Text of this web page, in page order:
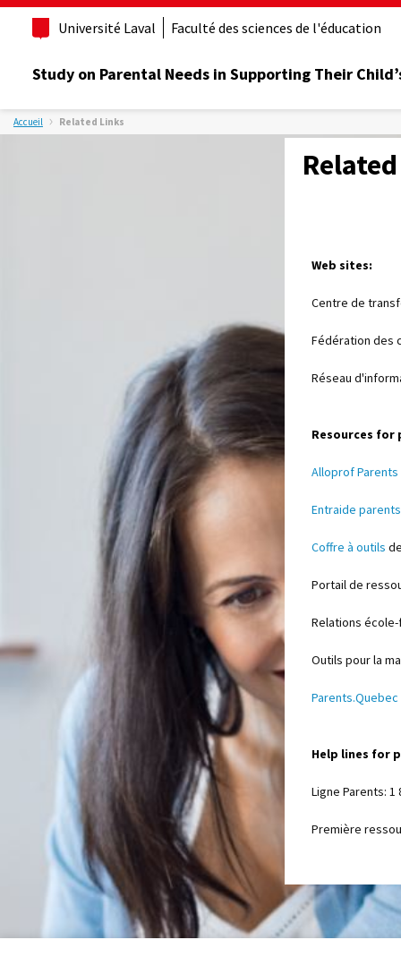
Université Laval Faculté des sciences de l'éducation
Study on Parental Needs in Supporting Their
Accueil Related Links
Web sites:
Centre de
Fédération des
Réseau
Resources for
Alloprof Parents
Entraide parents
Coffre à outils
Portail de
Relations
Outils pour la
Parents.Quebec
Help lines for
Ligne Parents: 1
Première